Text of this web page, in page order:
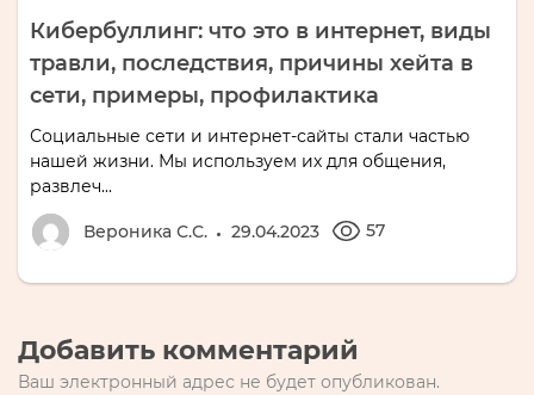
Кибербуллинг: что это в интернет, виды
травли, последствия, причины хейта в
сети, примеры, профилактика
Социальные сети и интернет-сайты стали частью
нашей жизни. Мы используем их для общения,
развлеч...
Вероника С.С. 29.04.2023 57
Добавить комментарий
Ваш электронный адрес не будет опубликован.